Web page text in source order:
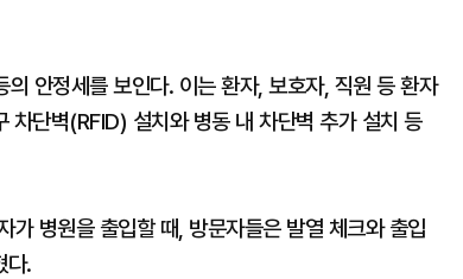
안정세를 보인다. 이는 환자, 보호자, 직원 등 환자
차단벽(RFID) 설치와 병동 내 차단벽 추가 설치 등
병원을 출입할 때, 방문자들은 발열 체크와 출입
다.